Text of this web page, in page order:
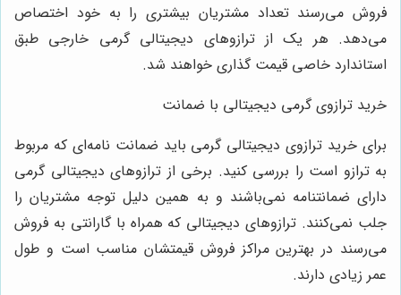
فروش می‌رسند تعداد مشتریان بیشتری را به خود اختصاص
می‌دهد. هر یک از ترازوهای دیجیتالی گرمی خارجی طبق
استاندارد خاصی قیمت گذاری خواهند شد.
خرید ترازوی گرمی دیجیتالی با ضمانت
برای خرید ترازوی دیجیتالی گرمی باید ضمانت نامه‌ای که مربوط
به ترازو است را بررسی کنید. برخی از ترازوهای دیجیتالی گرمی
دارای ضمانتنامه نمی‌باشند و به همین دلیل توجه مشتریان را
جلب نمی‌کنند. ترازوهای دیجیتالی که همراه با گارانتی به فروش
می‌رسند در بهترین مراکز فروش قیمتشان مناسب است و طول
عمر زیادی دارند.